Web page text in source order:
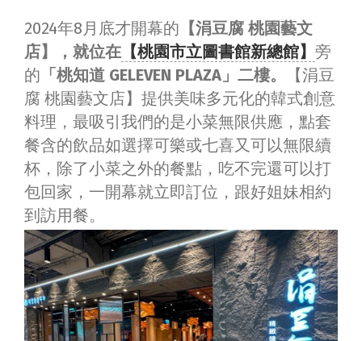
2024年8月底才開幕的 【涓豆腐 桃園藝文
店】，就位在 【桃園市立圖書館新總館】 旁
的 「桃知道 GELEVEN PLAZA」二樓。
【涓豆
腐 桃園藝文店】提供美味多元化的韓式創意
料理，最吸引我們的是小菜無限供應，點套
餐含的飲品如選擇可樂或七喜又可以無限續
杯，除了小菜之外的餐點，吃不完還可以打
包回家，一開幕就立即訂位，跟好姐妹相約
到訪用餐。